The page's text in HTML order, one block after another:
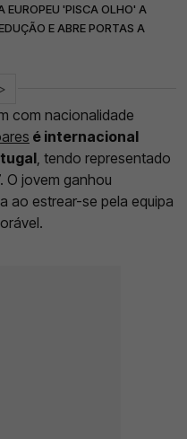
EUROPEU 'PISCA OLHO' A
E ABRE PORTAS A
>
com nacionalidade
é internacional
, tendo representado
O jovem ganhou
ao estrear-se pela equipa